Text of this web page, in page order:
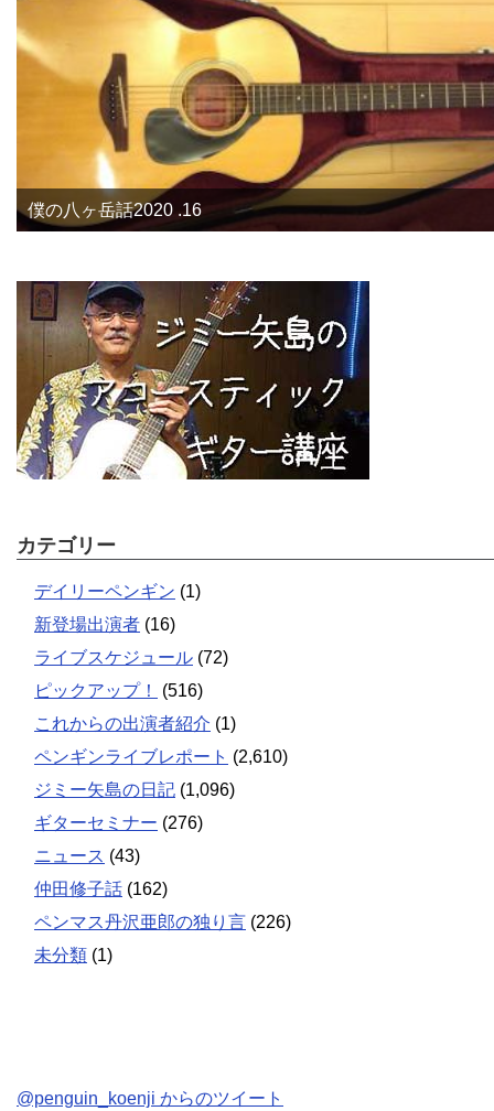
僕の八ヶ岳話2020 .16
カテゴリー
デイリーペンギン (1)
新登場出演者 (16)
ライブスケジュール (72)
ピックアップ！
(516)
これからの出演者紹介 (1)
ペンギンライブレポート (2,610)
ジミー矢島の日記 (1,096)
ギターセミナー (276)
ニュース (43)
仲田修子話 (162)
ペンマス丹沢亜郎の独り言 (226)
未分類 (1)
@penguin_koenji からのツイート